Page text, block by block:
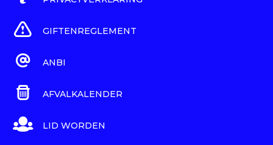
GIFTENREGLEMENT
ANBI
AFVALKALENDER
LID WORDEN